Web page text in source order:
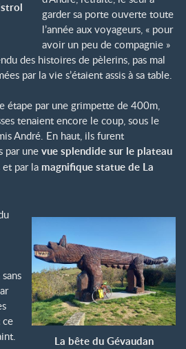
garder sa porte ouverte toute
l’année aux voyageurs, « pour
avoir un peu de compagnie »
des histoires de pèlerins, pas mal
par la vie s’étaient assis à sa table.
étape par une grimpette de 400m,
tenaient encore le coup, sous le
André. En haut, ils furent
par une vue splendide sur le plateau
par la magnifique statue de La
La bête du Gévaudan
ce